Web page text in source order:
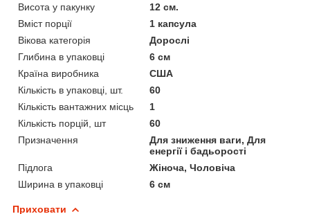
Висота у пакунку
12 см.
Вміст порції
1 капсула
Вікова категорія
Дорослі
Глибина в упаковці
6 см
Країна виробника
США
Кількість в упаковці, шт.
60
Кількість вантажних місць
1
Кількість порцій, шт
60
Призначення
Для зниження ваги, Для
енергії і бадьорості
Підлога
Жіноча, Чоловіча
Ширина в упаковці
6 см
Приховати